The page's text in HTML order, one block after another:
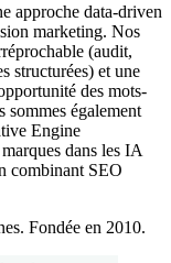
approche data-driven
marketing. Nos
(audit,
structurées) et une
des mots-
également
Engine
dans les IA
combinant SEO
Fondée en 2010.